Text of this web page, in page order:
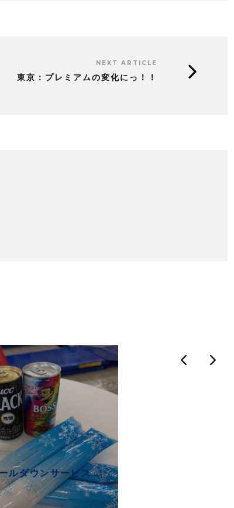
NEXT ARTICLE
東京：プレミアムの変化にっ！！
石岡：🍹８月～クールダウンサービス始めます！！！🍹